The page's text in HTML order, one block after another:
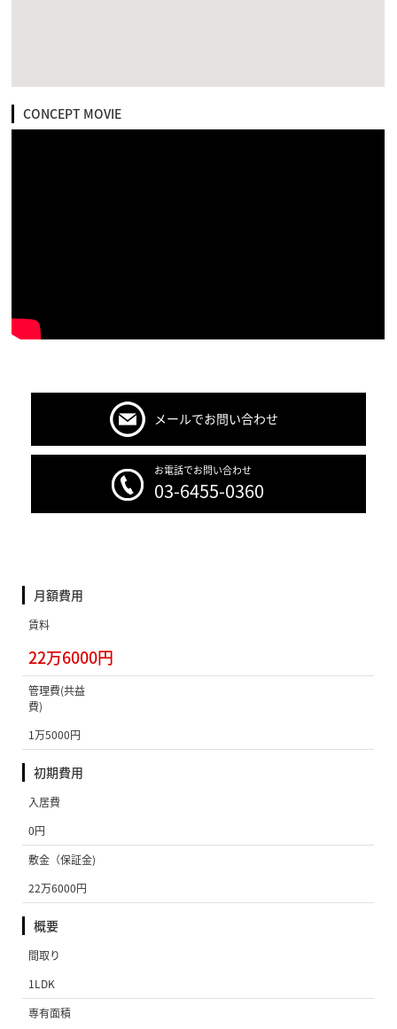
CONCEPT MOVIE
メールでお問い合わせ
お電話でお問い合わせ
03-6455-0360
月額費用
賃料
22万6000円
管理費(共益
費)
1万5000円
初期費用
入居費
0円
敷金（保証金)
22万6000円
概要
間取り
1LDK
専有面積